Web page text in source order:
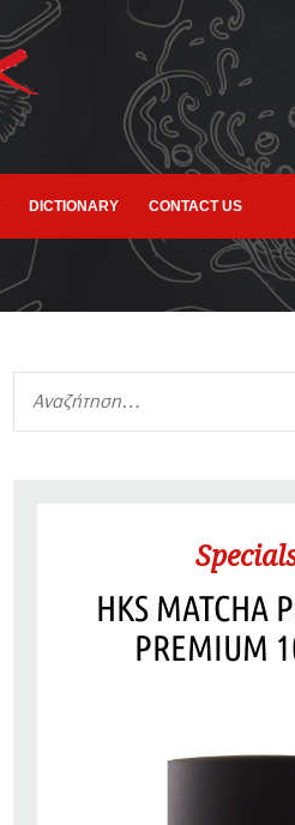
DICTIONARY CONTACT US
HKS MATCHA
PREMIUM